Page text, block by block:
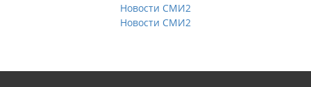
Новости СМИ2
Новости СМИ2